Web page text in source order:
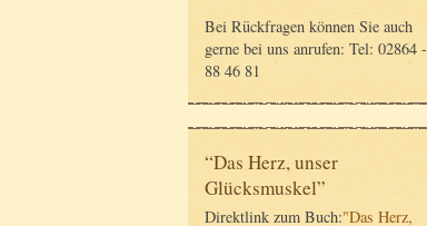
Bei Rückfragen können Sie auch
gerne bei uns anrufen: Tel: 02864 -
88 46 81
“Das Herz, unser
Glücksmuskel”
Direktlink zum Buch:"Das Herz,